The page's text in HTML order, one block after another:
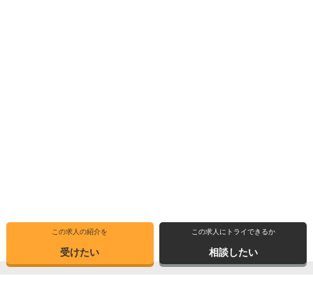
この求人の紹介を
受けたい
この求人にトライできるか
相談したい